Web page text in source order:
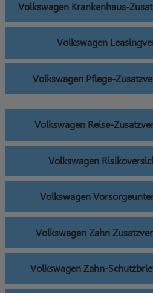
Volkswagen Krankenhaus-
Volkswagen
Volkswagen Pflege-
Volkswagen Reise-
Volkswagen
Volkswagen
Volkswagen Zahn
Volkswagen Zahn-